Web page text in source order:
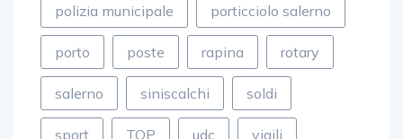
polizia municipale porticciolo salerno
porto poste rapina rotary
salerno siniscalchi soldi
sport TOP udc vigili